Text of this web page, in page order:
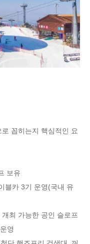
꼽히는지 핵심적인 요
보유
블카 3기 운영(국내 유
최 가능한 공인 슬로프
영